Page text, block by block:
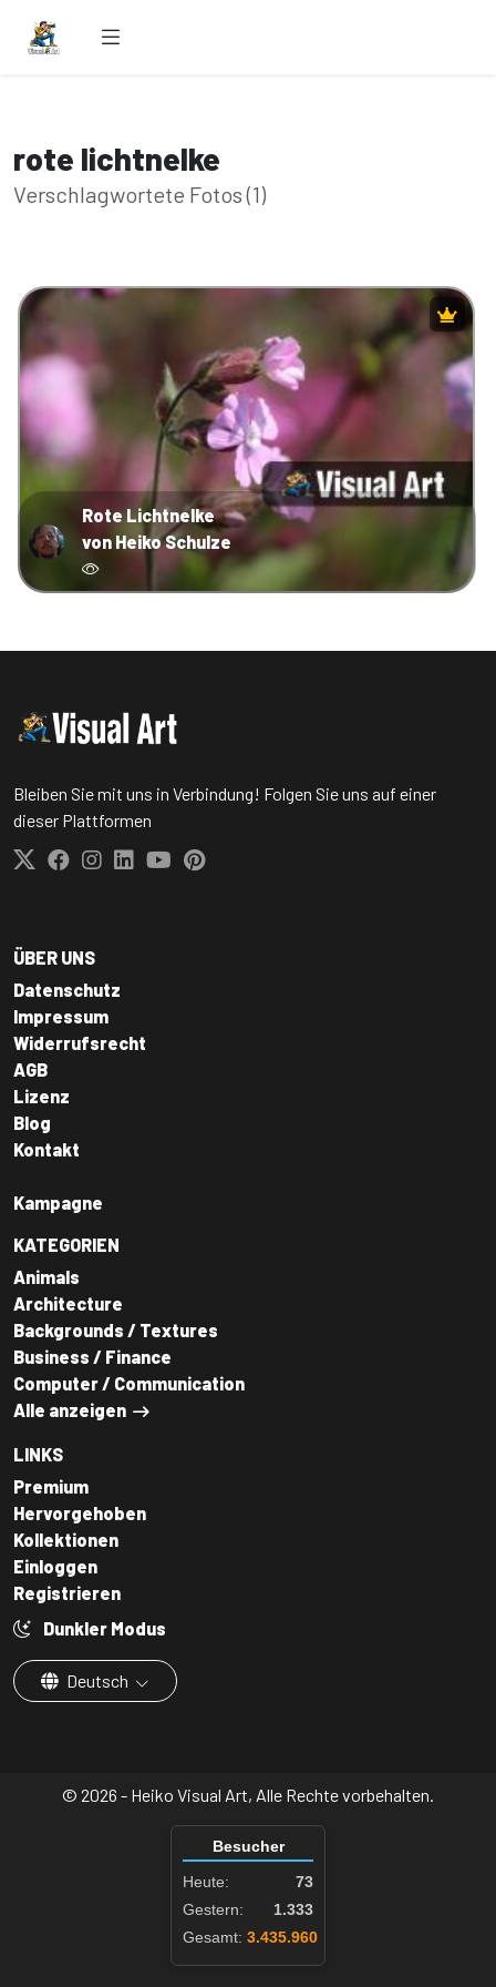
rote lichtnelke
Verschlagwortete Fotos (1)
Rote Lichtnelke
von Heiko Schulze
Bleiben Sie mit uns in Verbindung! Folgen Sie uns auf einer
dieser Plattformen
ÜBER UNS
Datenschutz
Impressum
Widerrufsrecht
AGB
Lizenz
Blog
Kontakt
Kampagne
KATEGORIEN
Animals
Architecture
Backgrounds / Textures
Business / Finance
Computer / Communication
Alle anzeigen
LINKS
Premium
Hervorgehoben
Kollektionen
Einloggen
Registrieren
Dunkler Modus
Deutsch
© 2026 - Heiko Visual Art, Alle Rechte vorbehalten.
Besucher
Heute:
73
Gestern:
1.333
Gesamt: 3.435.960